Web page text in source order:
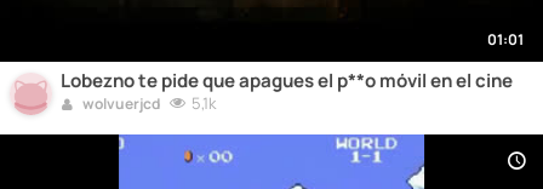
01:01
Lobezno te pide que apagues el p**o móvil en el cine
wolvuerjcd 5,1k